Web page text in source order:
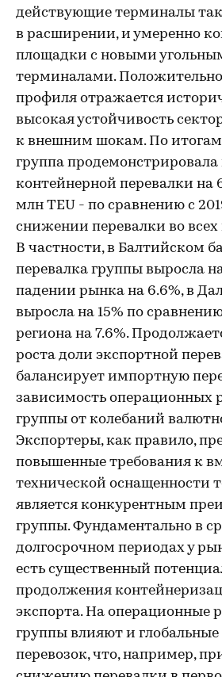
действующие терминалы
в расширении, и умеренно
площадки с новыми
терминалами.
профиля отражается
высокая устойчивость
к внешним шокам. По итогам
группа продемонстрировала
контейнерной перевалки на
млн TEU - по сравнению с
снижении перевалки во всех
В частности, в Балтийском
перевалка группы выросла
падении рынка на 6.6%, в
выросла на 15% по
региона на 7.6%.
роста доли экспортной
балансирует импортную
зависимость операционных
группы от колебаний
Экспортеры, как правило,
повышенные требования к
технической оснащенности
является конкурентным
группы. Фундаментально в
долгосрочном периодах у
есть существенный
продолжения
экспорта. На операционные
группы влияют и
перевозок, что, например,